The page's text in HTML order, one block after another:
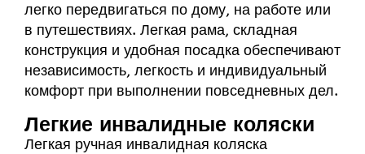
легко передвигаться по дому, на работе или
в путешествиях. Легкая рама, складная
конструкция и удобная посадка обеспечивают
независимость, легкость и индивидуальный
комфорт при выполнении повседневных дел.
Легкие инвалидные коляски
Легкая ручная инвалидная коляска